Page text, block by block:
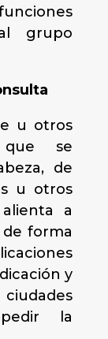
grupo
u otros
se
de
u otros
a
forma
y
la